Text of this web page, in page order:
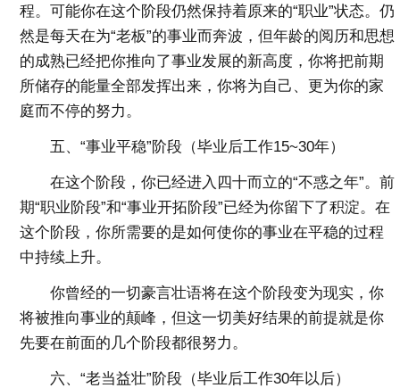
程。可能你在这个阶段仍然保持着原来的“职业”状态。仍
然是每天在为“老板”的事业而奔波，但年龄的阅历和思想
的成熟已经把你推向了事业发展的新高度，你将把前期
所储存的能量全部发挥出来，你将为自己、更为你的家
庭而不停的努力。
五、“事业平稳”阶段（毕业后工作15~30年）
在这个阶段，你已经进入四十而立的“不惑之年”。前
期“职业阶段”和“事业开拓阶段”已经为你留下了积淀。在
这个阶段，你所需要的是如何使你的事业在平稳的过程
中持续上升。
你曾经的一切豪言壮语将在这个阶段变为现实，你
将被推向事业的颠峰，但这一切美好结果的前提就是你
先要在前面的几个阶段都很努力。
六、“老当益壮”阶段（毕业后工作30年以后）